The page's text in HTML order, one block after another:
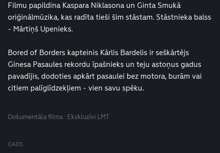
Filmu papildina Kaspara Niklasona un Ginta Smukā
oriģinālmūzika, kas radīta tieši šim stāstam. Stāstnieka balss
- Mārtiņš Upenieks.
Bored of Borders kapteinis Kārlis Bardelis ir seškārtējs
Ginesa Pasaules rekordu īpašnieks un teju astoņus gadus
pavadījis, dodoties apkārt pasaulei bez motora, burām vai
citiem palīglīdzekļiem - vien savu spēku.
Dokumentāla filma · Ekskluzīvi LMT
GADS